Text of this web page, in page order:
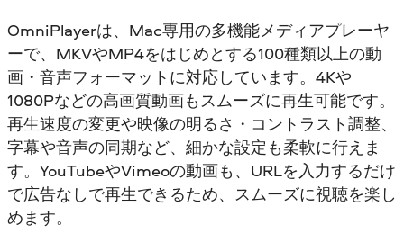
OmniPlayerは、Mac専用の多機能メディアプレーヤ
ーで、MKVやMP4をはじめとする100種類以上の動
画・音声フォーマットに対応しています。4Kや
1080Pなどの高画質動画もスムーズに再生可能です。
再生速度の変更や映像の明るさ・コントラスト調整、
字幕や音声の同期など、細かな設定も柔軟に行えま
す。YouTubeやVimeoの動画も、URLを入力するだけ
で広告なしで再生できるため、スムーズに視聴を楽し
めます。